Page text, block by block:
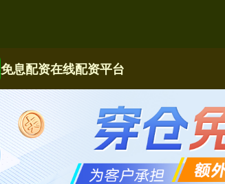
免息配资在线配资平台